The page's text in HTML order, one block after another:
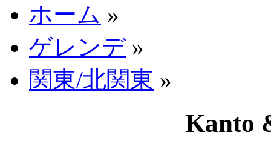
ホーム »
ゲレンデ»
関東/北関東 »
Kanto